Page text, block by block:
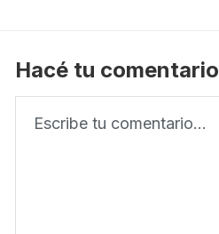
Hacé tu comentario